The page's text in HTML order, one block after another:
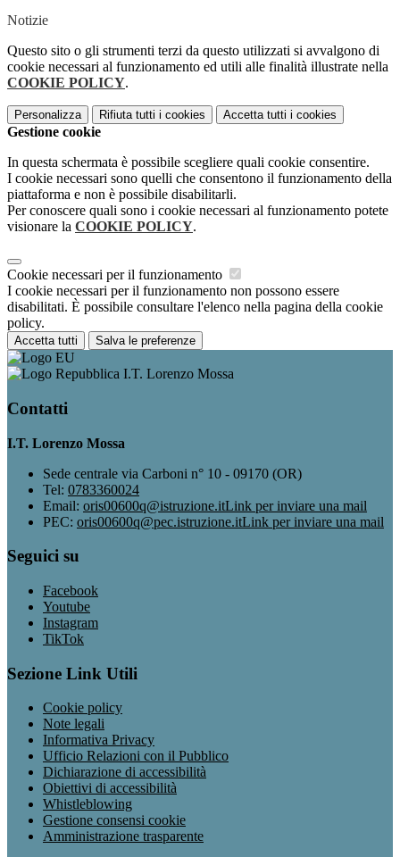
Notizie
Questo sito o gli strumenti terzi da questo utilizzati si avvalgono di
cookie necessari al funzionamento ed utili alle finalità illustrate nella
COOKIE POLICY.
Personalizza Rifiuta tutti i cookies Accetta tutti i cookies
Gestione cookie
In questa schermata è possibile scegliere quali cookie consentire.
I cookie necessari sono quelli che consentono il funzionamento della
piattaforma e non è possibile disabilitarli.
Per conoscere quali sono i cookie necessari al funzionamento potete
visionare la COOKIE POLICY.
Cookie necessari per il funzionamento
I cookie necessari per il funzionamento non possono essere
disabilitati. È possibile consultare l'elenco nella pagina della cookie
policy.
Accetta tutti Salva le preferenze
I.T. Lorenzo Mossa
Contatti
I.T. Lorenzo Mossa
Sede centrale via Carboni n° 10 - 09170 (OR)
Tel: 0783360024
Email: oris00600q@istruzione.itLink per inviare una mail
PEC: oris00600q@pec.istruzione.itLink per inviare una mail
Seguici su
Facebook
Youtube
Instagram
TikTok
Sezione Link Utili
Cookie policy
Note legali
Informativa Privacy
Ufficio Relazioni con il Pubblico
Dichiarazione di accessibilità
Obiettivi di accessibilità
Whistleblowing
Gestione consensi cookie
Amministrazione trasparente